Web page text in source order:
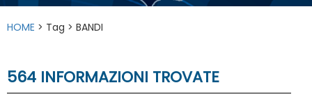
HOME > Tag > BANDI
564 INFORMAZIONI TROVATE